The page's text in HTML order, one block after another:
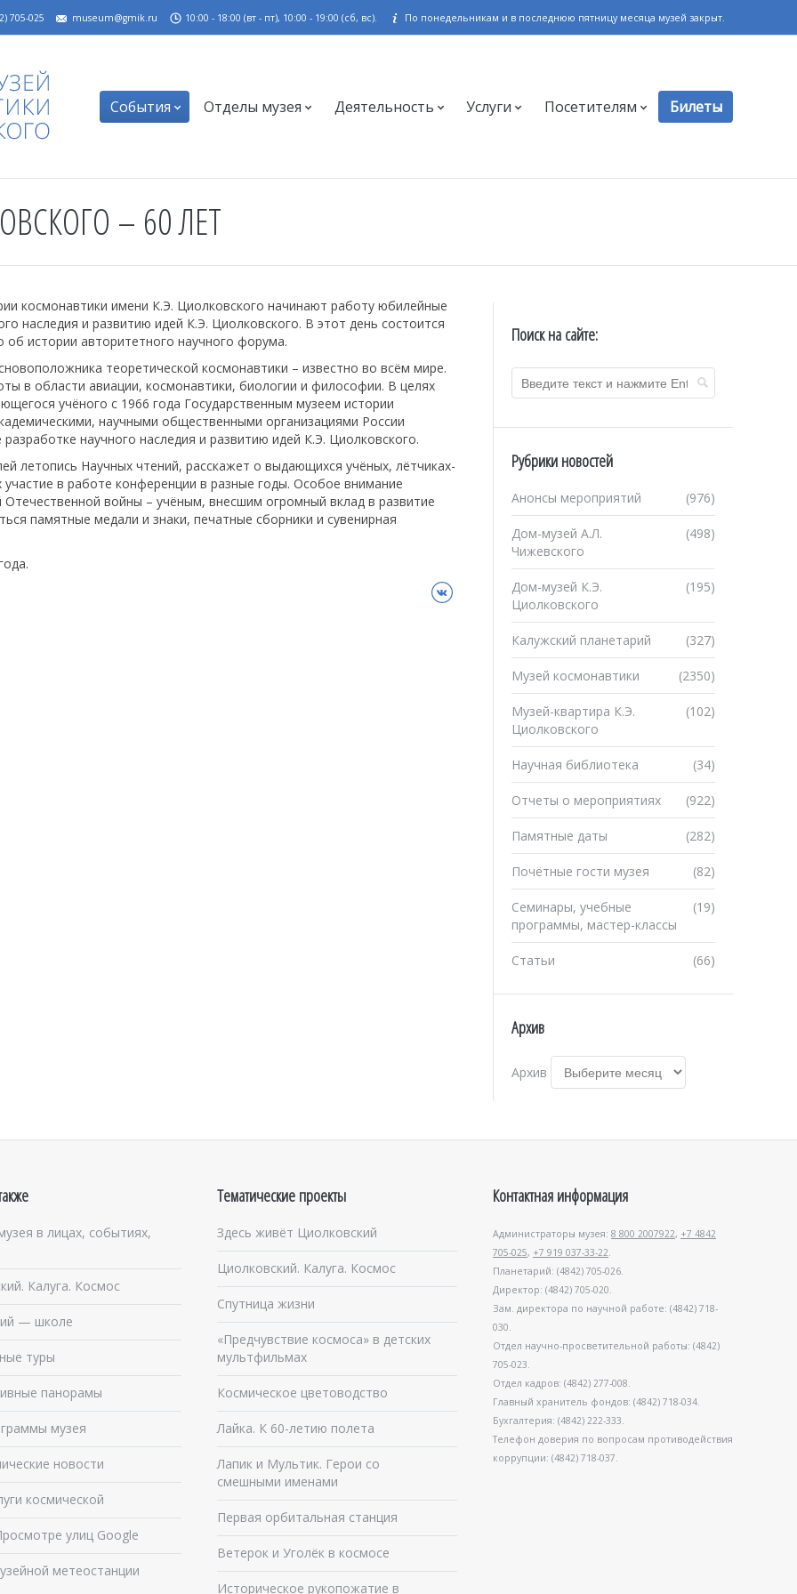
705-025 museum@gmik.ru 10:00 - 18:00 (вт - пт), 10:00 - 19:00 (сб, вс). По понедельникам и в последнюю пятницу месяца музей закрыт.
События Отделы музея Деятельность Услуги Посетителям Билеты
– 60 ЛЕТ
космонавтики имени К.Э. Циолковского начинают работу юбилейные
наследия и развитию идей К.Э. Циолковского. В этот день состоится
истории авторитетного научного форума.
теоретической космонавтики – известно во всём мире.
в области авиации, космонавтики, биологии и философии. В целях
учёного с 1966 года Государственным музеем истории
научными общественными организациями России
научного наследия и развитию идей К.Э. Циолковского.
летопись Научных чтений, расскажет о выдающихся учёных, лётчиках-
в работе конференции в разные годы. Особое внимание
войны – учёным, внесшим огромный вклад в развитие
памятные медали и знаки, печатные сборники и сувенирная
ВКонтакте
Поиск на сайте:
Рубрики новостей
(976)
Анонсы мероприятий
(498)
Дом-музей А.Л.
Чижевского
(195)
Дом-музей К.Э.
Циолковского
(327)
Калужский планетарий
(2350)
Музей космонавтики
(102)
Музей-квартира К.Э.
Циолковского
(34)
Научная библиотека
(922)
Отчеты о мероприятиях
(282)
Памятные даты
(82)
Почётные гости музея
(19)
Семинары, учебные
программы, мастер-классы
(66)
Статьи
Архив
Архив
в лицах, событиях,
Калуга. Космос
— школе
туры
панорамы
музея
новости
космической
улиц Google
метеостанции
Тематические проекты
Здесь живёт Циолковский
Циолковский. Калуга. Космос
Спутница жизни
«Предчувствие космоса» в детских
мультфильмах
Космическое цветоводство
Лайка. К 60-летию полета
Лапик и Мультик. Герои со
смешными именами
Первая орбитальная станция
Ветерок и Уголёк в космосе
Историческое рукопожатие в
Контактная информация
Администраторы музея: 8 800 2007922, +7 4842
705-025, +7 919 037-33-22.
Планетарий: (4842) 705-026.
Директор: (4842) 705-020.
Зам. директора по научной работе: (4842) 718-
030.
Отдел научно-просветительной работы: (4842)
705-023.
Отдел кадров: (4842) 277-008.
Главный хранитель фондов: (4842) 718-034.
Бухгалтерия: (4842) 222-333.
Телефон доверия по вопросам противодействия
коррупции: (4842) 718-037.